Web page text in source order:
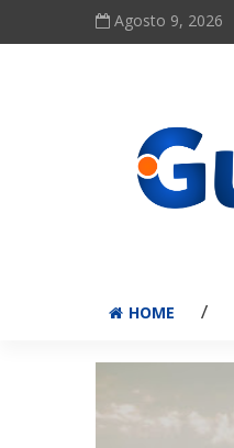
Agosto 9, 2026
HOME /